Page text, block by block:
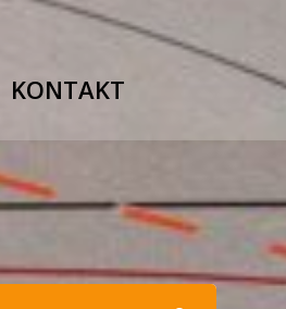
KONTAKT